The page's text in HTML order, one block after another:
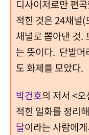
디사이저로만 편
적힌 것은 24채널(
채널로 뽑아낸 것.
는 뜻이다. 단발머
도 화제를 모았다.
박건호의 저서 <
적힌 일화를 정리
달이라는 사람에